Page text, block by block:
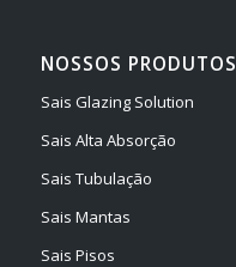
NOSSOS PRODUTOS
Sais Glazing Solution
Sais Alta Absorção
Sais Tubulação
Sais Mantas
Sais Pisos